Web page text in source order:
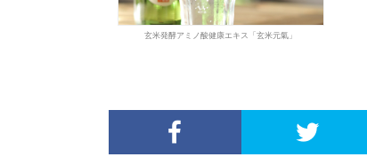
玄米発酵アミノ酸健康エキス「玄米元氣」